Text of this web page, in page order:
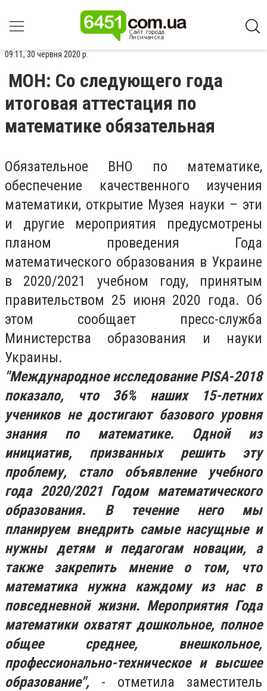
09:11, 30 червня 2020 р.
МОН: Со следующего года
итоговая аттестация по
математике обязательная
Обязательное ВНО по математике,
обеспечение качественного изучения
математики, открытие Музея науки – эти
и другие мероприятия предусмотрены
планом проведения Года
математического образования в Украине
в 2020/2021 учебном году, принятым
правительством 25 июня 2020 года. Об
этом сообщает пресс-служба
Министерства образования и науки
Украины.
"Международное исследование PISA-2018
показало, что 36% наших 15-летних
учеников не достигают базового уровня
знания по математике. Одной из
инициатив, призванных решить эту
проблему, стало объявление учебного
года 2020/2021 Годом математического
образования. В течение него мы
планируем внедрить самые насущные и
нужны детям и педагогам новации, а
также закрепить мнение о том, что
математика нужна каждому из нас в
повседневной жизни. Мероприятия Года
математики охватят дошкольное, полное
общее среднее, внешкольное,
профессионально-техническое и высшее
образование", - отметила заместитель